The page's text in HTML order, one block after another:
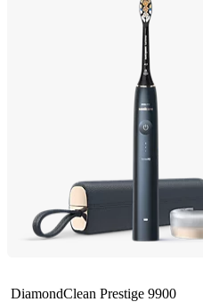
DiamondClean Prestige 9900